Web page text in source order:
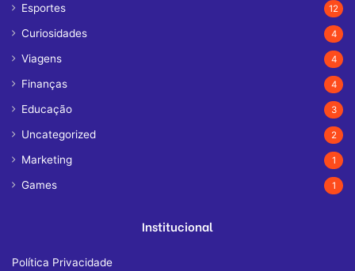
Esportes 12
Curiosidades 4
Viagens 4
Finanças 4
Educação 3
Uncategorized 2
Marketing 1
Games 1
Institucional
Política Privacidade